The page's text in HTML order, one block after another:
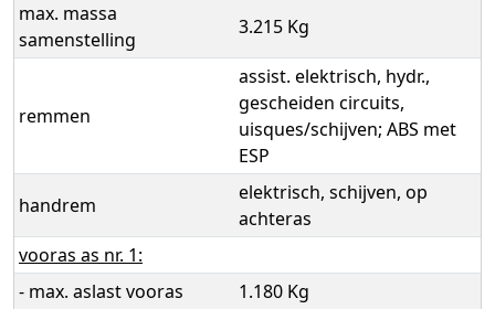
max. massa
samenstelling
3.215 Kg
remmen
assist. elektrisch, hydr.,
gescheiden circuits,
uisques/schijven; ABS met
ESP
handrem
elektrisch, schijven, op
achteras
vooras as nr. 1:
- max. aslast vooras
1.180 Kg